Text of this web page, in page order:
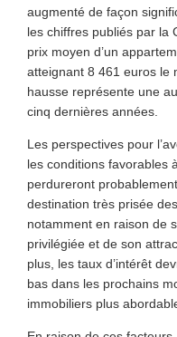
augmenté de façon
les chiffres publiés par la
prix moyen d’un
atteignant 8 461 euros le
hausse représente une
cinq dernières années.
Les perspectives pour
les conditions favorables
perdureront
destination très prisée
notamment en raison de
privilégiée et de son
plus, les taux d’intérêt
bas dans les prochains
immobiliers plus